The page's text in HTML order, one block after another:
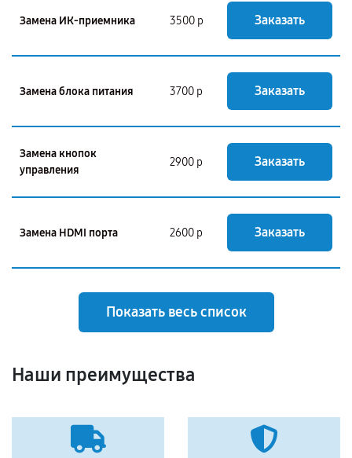
Замена ИК-приемника 3500 р Заказать
Замена блока питания 3700 р Заказать
Замена кнопок
управления
2900 р Заказать
Замена HDMI порта 2600 р Заказать
Показать весь список
Наши преимущества